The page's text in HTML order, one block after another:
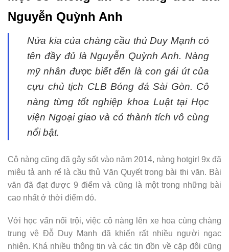
Nguyễn Quỳnh Anh
Nửa kia của chàng cầu thủ Duy Mạnh có
tên đầy đủ là Nguyễn Quỳnh Anh. Nàng
mỹ nhân được biết đến là con gái út của
cựu chủ tịch CLB Bóng đá Sài Gòn. Cô
nàng từng tốt nghiệp khoa Luật tại Học
viện Ngoại giao và có thành tích vô cùng
nổi bật.
Cô nàng cũng đã gây sốt vào năm 2014, nàng hotgirl 9x đã
miêu tả anh rể là cầu thủ Văn Quyết trong bài thi văn. Bài
văn đã đạt được 9 điểm và cũng là một trong những bài
cao nhất ở thời điểm đó.
Với học vấn nổi trội, việc cô nàng lên xe hoa cùng chàng
trung vệ Đỗ Duy Mạnh đã khiến rất nhiều người ngạc
nhiên. Khá nhiều thông tin và các tin đồn về cặp đôi cũng